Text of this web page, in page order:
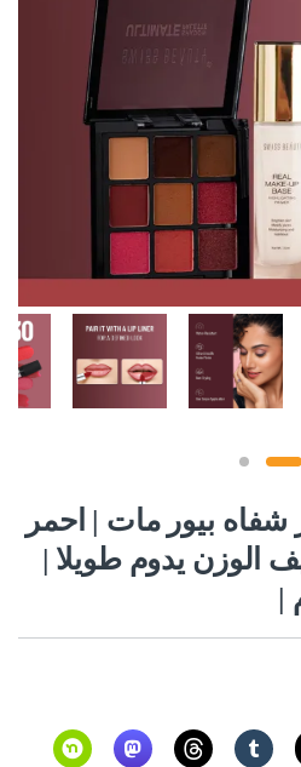
بيور مات | احمر
يدوم طويلا |